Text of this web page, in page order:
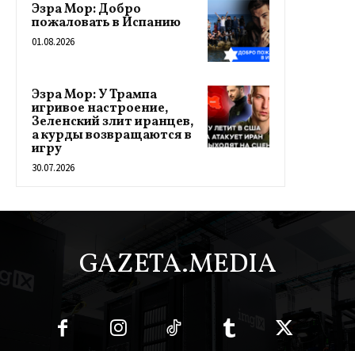
Эзра Мор: Добро
пожаловать в Испанию
01.08.2026
Эзра Мор: У Трампа
игривое настроение,
Зеленский злит иранцев,
а курды возвращаются в
игру
30.07.2026
GAZETA.MEDIA